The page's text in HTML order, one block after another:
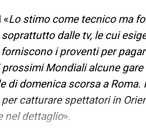
«Lo stimo come tecnico ma
dalle tv, le cui
i proventi per
Mondiali alcune gare
di domenica scorsa a Roma.
catturare spettatori in
nel dettaglio».